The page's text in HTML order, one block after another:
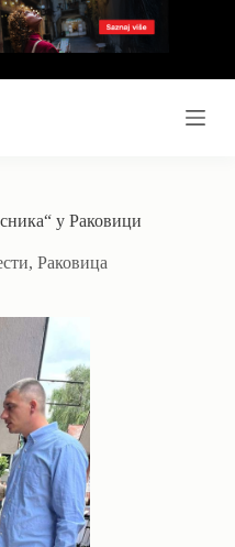
у Раковици
, Раковица